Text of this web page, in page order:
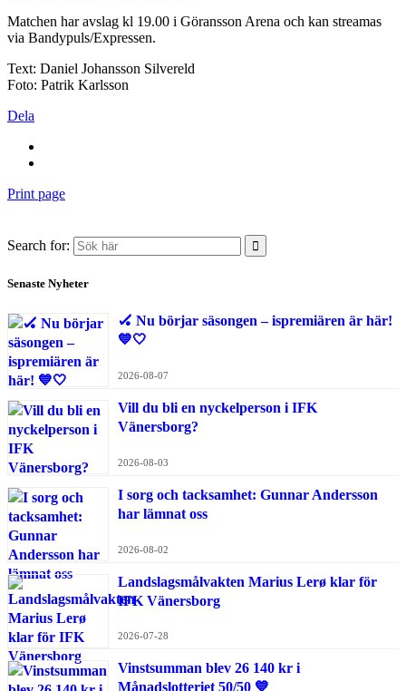
Matchen har avslag kl 19.00 i Göransson Arena och kan streamas
via Bandypuls/Expressen.
Text: Daniel Johansson Silvereld
Foto: Patrik Karlsson
Dela
Print page
Search for:
Senaste Nyheter
🏑 Nu börjar säsongen – ispremiären är här!
💙🤍
2026-08-07
Vill du bli en nyckelperson i IFK
Vänersborg?
2026-08-03
I sorg och tacksamhet: Gunnar Andersson
har lämnat oss
2026-08-02
Landslagsmålvakten Marius Lerø klar för
IFK Vänersborg
2026-07-28
Vinstsumman blev 26 140 kr i
Månadslotteriet 50/50 💙